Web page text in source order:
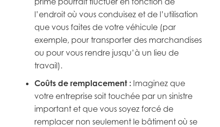
l’endroit où vous conduisez et de l’utilisation
que vous faites de votre véhicule (par
exemple, pour transporter des marchandises
ou pour vous rendre jusqu’à un lieu de
travail).
Coûts de remplacement : Imaginez que
votre entreprise soit touchée par un sinistre
important et que vous soyez forcé de
remplacer non seulement le bâtiment où se